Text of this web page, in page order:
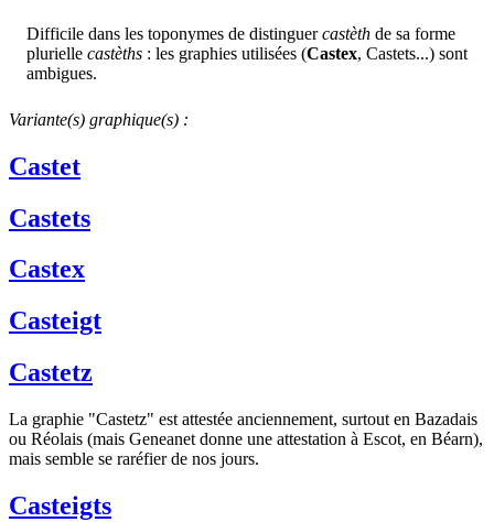
Difficile dans les toponymes de distinguercastèth de sa forme
plurielle castèths : les graphies utilisées (Castex, Castets...) sont
ambigues.
Variante(s) graphique(s) :
Castet
Castets
Castex
Casteigt
Castetz
La graphie "Castetz" est attestée anciennement, surtout en Bazadais
ou Réolais (mais Geneanet donne une attestation à Escot, en Béarn),
mais semble se raréfier de nos jours.
Casteigts